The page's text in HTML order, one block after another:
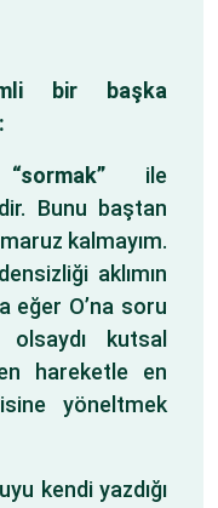
bir başka
“sormak” ile
Bunu baştan
kalmayım.
aklımın
eğer O’na soru
kutsal
hareketle en
yöneltmek
kendi yazdığı